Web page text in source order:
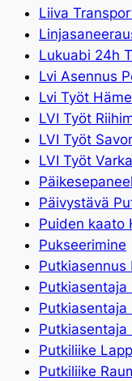
Liiva
Lukuabi 24h
Lvi Asennus
Lvi Työt
LVI Työt
LVI Työt
LVI Työt
Päivystävä
Puiden kaato
Pukseerimine
Putkiasennus
Putkiasentaja
Putkiasentaja
Putkiasentaja
Putkiliike
Putkiliike